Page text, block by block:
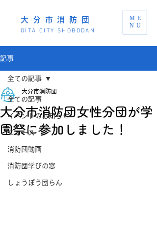
大分市消防団
OITA CITY SHOBODAN
ME
NU
記事
全ての記事
イベントのお知らせ
ニュース
消防団動画
消防団学びの窓
しょうぼう団らん
全ての記事
大分市消防団女性分団が学
園祭に参加しました！
大分市消防団